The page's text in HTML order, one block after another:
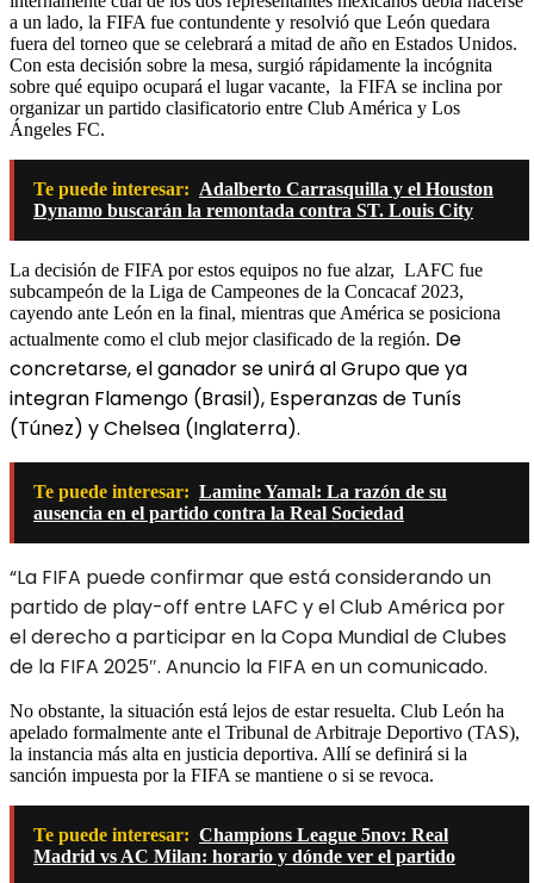
a un lado, la FIFA fue contundente y resolvió que León quedara
fuera del torneo que se celebrará a mitad de año en Estados Unidos.
Con esta decisión sobre la mesa, surgió rápidamente la incógnita
sobre qué equipo ocupará el lugar vacante, la FIFA se inclina por
organizar un partido clasificatorio entre Club América y Los
Ángeles FC.
Te puede interesar: Adalberto Carrasquilla y el Houston
Dynamo buscarán la remontada contra ST. Louis City
La decisión de FIFA por estos equipos no fue alzar, LAFC fue
subcampeón de la Liga de Campeones de la Concacaf 2023,
cayendo ante León en la final, mientras que América se posiciona
actualmente como el club mejor clasificado de la región. De
concretarse, el ganador se unirá alGrupo que ya
integran Flamengo (Brasil), Esperanzas de Tunís
(Túnez) y Chelsea (Inglaterra).
Te puede interesar: Lamine Yamal: La razón de su
ausencia en el partido contra la Real Sociedad
“La FIFA puede confirmar que está considerando un
partido de play-off entre LAFC y el Club América por
el derecho a participar en la Copa Mundial de Clubes
de la FIFA 2025″. Anuncio la FIFA en un comunicado.
No obstante, la situación está lejos de estar resuelta. Club León ha
apelado formalmente ante el Tribunal de Arbitraje Deportivo (TAS),
la instancia más alta en justicia deportiva. Allí se definirá si la
sanción impuesta por la FIFA se mantiene o si se revoca.
Te puede interesar: Champions League 5nov: Real
Madrid vs AC Milan: horario y dónde ver el partido